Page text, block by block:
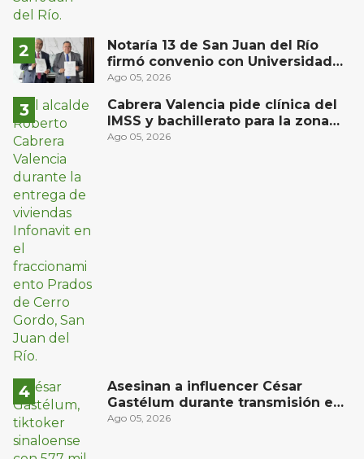
Notaría 13 de San Juan del Río
firmó convenio con Universidad
Privada del Bajío para recibir
Ago 05, 2026
Cabrera Valencia pide clínica del
IMSS y bachillerato para la zona
oriente de San Juan del Río
Ago 05, 2026
Asesinan a influencer César
Gastélum durante transmisión en
vivo en Sinaloa
Ago 05, 2026